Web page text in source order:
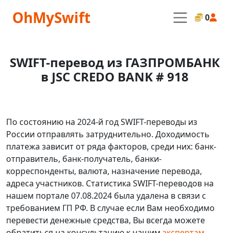
OhMySwift 0
SWIFT-перевод из ГАЗПРОМБАНК
в JSC CREDO BANK # 918
По состоянию на 2024-й год SWIFT-переводы из
России отправлять затруднительно. Доходимость
платежа зависит от ряда факторов, среди них: банк-
отправитель, банк-получатель, банки-
корреспонденты, валюта, назначение перевода,
адреса участников. Статистика SWIFT-переводов на
нашем портале 07.08.2024 была удалена в связи с
требованием ГП РФ. В случае если Вам необходимо
перевести денежные средства, Вы всегда можете